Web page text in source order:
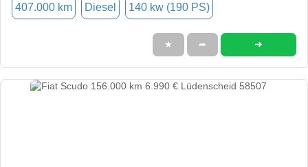
407.000 km Diesel 140 kw (190 PS)
★ ➦ ➜